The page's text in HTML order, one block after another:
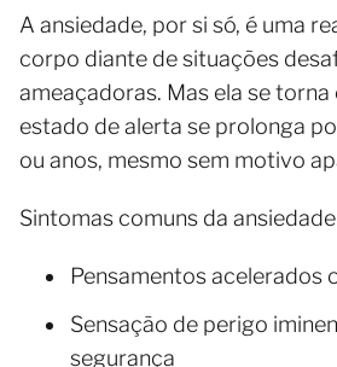
A ansiedade, por si só, é uma
corpo diante de situações
ameaçadoras. Mas ela se
estado de alerta se prolonga
ou anos, mesmo sem motivo
Sintomas comuns da
Pensamentos acelerados
Sensação de perigo
segurança